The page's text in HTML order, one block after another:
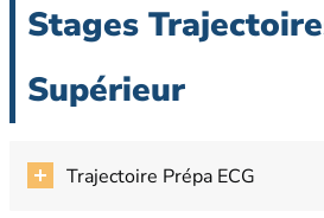
Stages
Supérieur
Trajectoire Prépa ECG